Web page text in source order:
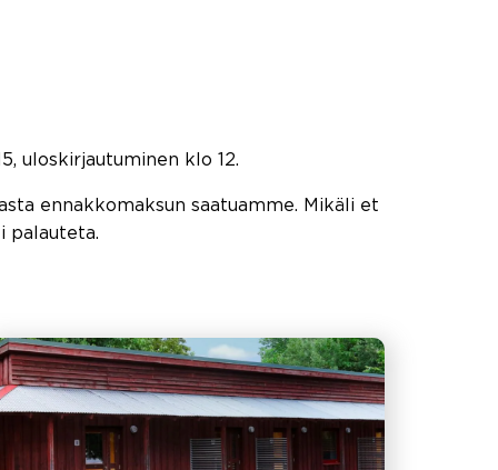
uloskirjautuminen klo 12.
ennakkomaksun saatuamme. Mikäli et
palauteta.